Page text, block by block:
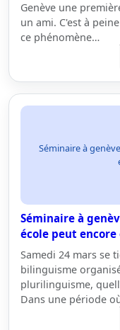
Genève une
un ami. C'est à
ce phénomène…
Séminaire à
Séminaire à
école peut
Samedi 24 mars se
bilinguisme
plurilinguisme,
Dans une période